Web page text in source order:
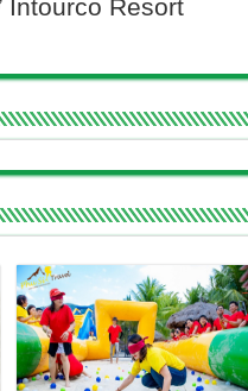
Intourco Resort